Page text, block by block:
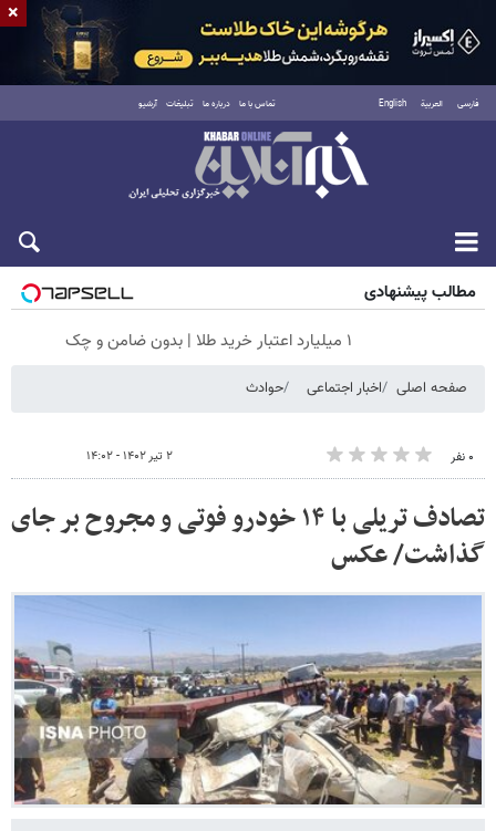
فارسی العربية English تماس با ما درباره ما تبلیغات آرشیو
جمعه ۱۶ مرداد ۱۴۰۵
مطالب پیشنهادی
۱ میلیارد اعتبار خرید طلا | بدون ضامن و چک
صفحه اصلی اخبار اجتماعی حوادث
۰ نفر ۲ تیر ۱۴۰۲ - ۱۴:۰۲
تصادف تریلی با ۱۴ خودرو فوتی و مجروح بر جای
گذاشت/ عکس
×